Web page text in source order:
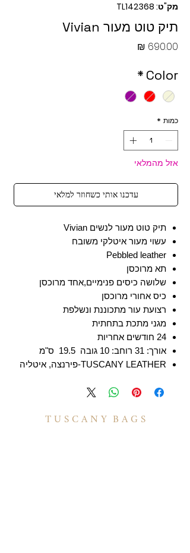
מק"ט: TL142368
תיק טוט מעור Vivian
Color
*
כמות *
אזל מהמלאי
עדכנו אותי כשחוזר למלאי
תיק טוט מעור לנשים Vivian
עשוי מעור איטלקי משובח
Pebbled leather
תא מרוכסן
שלושה כיסים פנימיים,אחד מרוכסן
כיס אחורי מרוכסן
רצועת עור מתכוננת ונשלפת
מגני מתכת בתחתית
24 חודשים אחריות
אורך: 31 רוחב: 10 גובה 19.5 ס"מ
TUSCANY LEATHER-פירנצה, איטליה
T U S C A N Y B A G S